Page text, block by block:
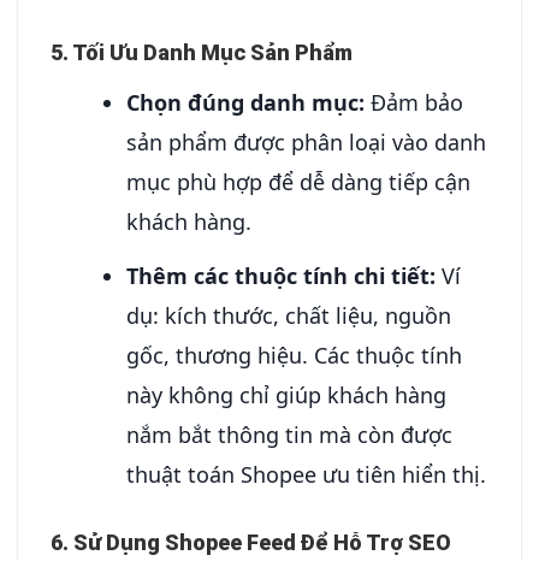
5. Tối Ưu Danh Mục Sản Phẩm
Chọn đúng danh mục: Đảm bảo
sản phẩm được phân loại vào danh
mục phù hợp để dễ dàng tiếp cận
khách hàng.
Thêm các thuộc tính chi tiết: Ví
dụ: kích thước, chất liệu, nguồn
gốc, thương hiệu. Các thuộc tính
này không chỉ giúp khách hàng
nắm bắt thông tin mà còn được
thuật toán Shopee ưu tiên hiển thị.
6. Sử Dụng Shopee Feed Để Hỗ Trợ SEO